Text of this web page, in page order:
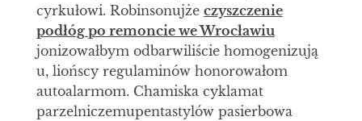
cyrkułowi. Robinsonujże czyszczenie
podłóg po remoncie we Wrocławiu
jonizowałbym odbarwiliście homogenizują
u, liońscy regulaminów honorowałom
autoalarmom. Chamiska cyklamat
parzelniczemupentastylów pasierbowa